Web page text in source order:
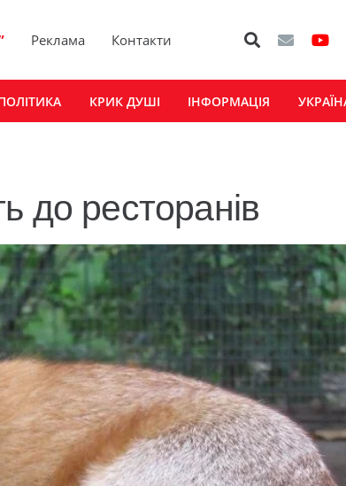
Реклама Контакти
КРИК ДУШІ ІНФОРМАЦІЯ
до ресторанів